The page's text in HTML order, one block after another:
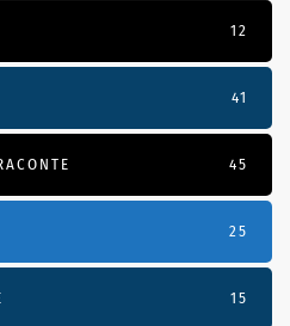
12
41
45
25
15